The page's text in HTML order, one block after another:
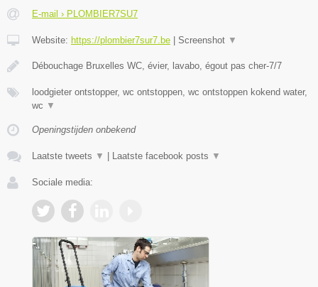
E-mail › PLOMBIER7SU7
Website: https://plombier7sur7.be | Screenshot ▼
Débouchage Bruxelles WC, évier, lavabo, égout pas cher-7/7
loodgieter ontstopper, wc ontstoppen, wc ontstoppen kokend water,
wc ▼
Openingstijden onbekend
Laatste tweets ▼ | Laatste facebook posts ▼
Sociale media: